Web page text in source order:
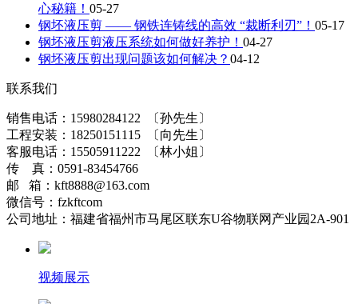
心秘籍！ 05-27
钢坯液压剪 —— 钢铁连铸线的高效 “裁断利刃”！ 05-17
钢坯液压剪液压系统如何做好养护！ 04-27
钢坯液压剪出现问题该如何解决？ 04-12
联系我们
销售电话：15980284122 〔孙先生〕
工程安装：18250151115 〔向先生〕
客服电话：15505911222 〔林小姐〕
传 真：0591-83454766
邮 箱：kft8888@163.com
微信号：fzkftcom
公司地址：福建省福州市马尾区联东U谷物联网产业园2A-901
视频展示